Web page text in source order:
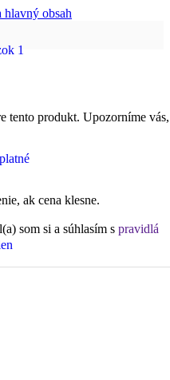
hlavný obsah
tento produkt. Upozorníme
ak cena klesne.
som si a súhlasím s pravidlá